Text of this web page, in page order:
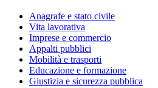
Anagrafe e stato civile
Vita lavorativa
Imprese e commercio
Appalti pubblici
Mobilità e trasporti
Educazione e formazione
Giustizia e sicurezza pubblica